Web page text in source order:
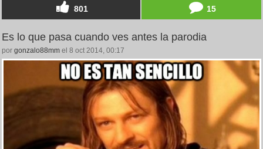
801 15
Es lo que pasa cuando ves antes la parodia
por gonzalo88mm el 8 oct 2014, 00:17